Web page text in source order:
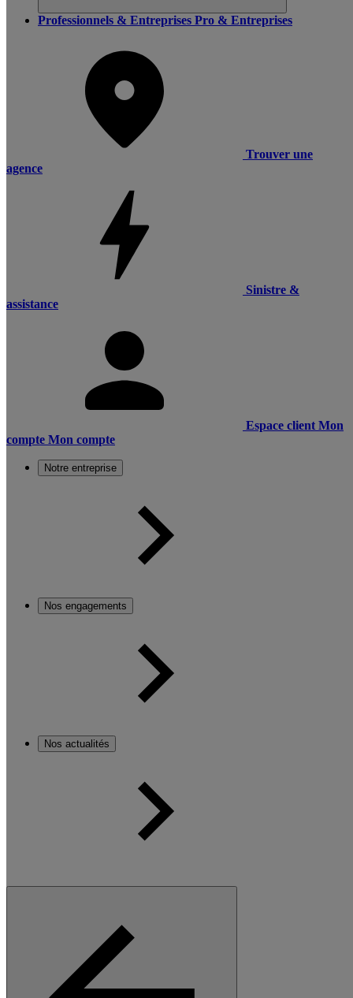
Professionnels & Entreprises Pro & Entreprises
Trouver une
agence
Sinistre &
assistance
Espace client Mon
compte Mon compte
Notre entreprise
Nos engagements
Nos actualités